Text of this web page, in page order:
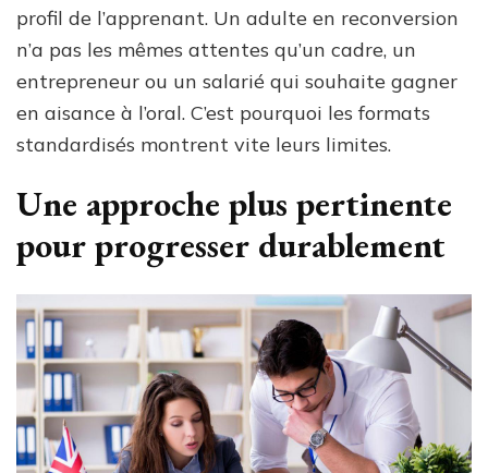
profil de l’apprenant. Un adulte en reconversion
n’a pas les mêmes attentes qu’un cadre, un
entrepreneur ou un salarié qui souhaite gagner
en aisance à l’oral. C’est pourquoi les formats
standardisés montrent vite leurs limites.
Une approche plus pertinente
pour progresser durablement